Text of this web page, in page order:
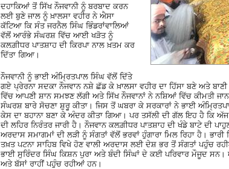
ਦਹਾਕਿਆਂ ਤੋਂ ਸਿੱਖ ਨੌਜਵਾਨੀ ਨੂੰ ਬਰਬਾਦ ਕਰਨ
ਲਈ ਬੁਣੇ ਜਾਲ ਨੂੰ ਖ਼ਾਲਸਾ ਵਹੀਰ ਨੇ ਐਸਾ
ਕੱਟਿਆ ਕਿ ਸੰਤ ਜਰਨੈਲ ਸਿੰਘ ਭਿੰਡਰਾਂਵਾਲਿਆਂ
ਵੱਲੋਂ ਆਰੰਭੇ ਸੰਘਰਸ਼ ਵਿੱਚ ਆਈ ਖੜੋਤ ਨੂੰ
ਕਲਗ਼ੀਧਰ ਪਾਤਸ਼ਾਹ ਦੀ ਕਿਰਪਾ ਨਾਲ ਖ਼ਤਮ ਕਰ
ਦਿੱਤਾ ਗਿਆ।
ਨੌਜਵਾਨੀ ਨੂੰ ਭਾਈ ਅੰਮ੍ਰਿਤਪਾਲ ਸਿੰਘ ਵੱਲੋਂ ਦਿੱਤੇ
ਗਏ ਪ੍ਰੇਰਨਾ ਸਦਕਾ ਨੌਜਵਾਨ ਨਸ਼ੇ ਛੱਡ ਕੇ ਖ਼ਾਲਸਾ ਵਹੀਰ ਦਾ ਹਿੱਸਾ ਬਣੇ ਅਤੇ
ਵਿੱਚ ਆਪਣੀ ਸ਼ਾਨ ਸਮਝਣ ਲੱਗੀ ਅਤੇ ਸਿੱਖ ਨੌਜਵਾਨਾਂ ਨੇ ਨਸ਼ਿਆਂ ਵਿੱਚ ਕੀਮਤੀ
ਸੰਘਰਸ਼ ਬਾਰੇ ਸੋਚਣਾ ਸ਼ੁਰੂ ਕੀਤਾ। ਜਿਸ ਤੋਂ ਘਬਰਾ ਕੇ ਸਰਕਾਰਾਂ ਨੇ ਭਾਈ
ਕੇਸ ਦਾ ਬਹਾਨਾ ਬਣਾ ਕੇ ਅੰਦਰ ਕੀਤਾ ਗਿਆ। ਪਰ ਤਸੱਲੀ ਦੀ ਗੱਲ ਇਹ ਹੈ ਕਿ
ਦੀ ਲਹਿਰ ਨਿਰੰਤਰ ਜਾਰੀ ਹੈ। ਨੌਜਵਾਨ ਕਲਗ਼ੀਧਰ ਪਾਤਸ਼ਾਹ ਦੀ ਖੰਡੇ ਬਾਟੇ ਦੀ
ਅਰਦਾਸ ਸਮਾਗਮਾਂ ਦੀ ਲੜੀ ਨੂੰ ਸੰਗਤਾਂ ਵੱਲੋਂ ਭਰਵਾਂ ਹੁੰਗਾਰਾ ਮਿਲ ਰਿਹਾ ਹੈ।
ਤਖ਼ਤ ਪਟਨਾ ਸਾਹਿਬ ਵਿਖੇ ਹੋਣ ਵਾਲੀ ਅਰਦਾਸ ਲਈ ਦੇਸ਼ ਭਰ ਤੋਂ ਸੰਗਤਾਂ ਪਹੁੰਚ
ਭਾਈ ਸੁਰਿੰਦਰ ਸਿੰਘ ਕਿਸ਼ਨ ਪੁਰਾ ਅਤੇ ਬੰਦੀ ਸਿੰਘਾਂ ਦੇ ਕਈ ਪਰਿਵਾਰ ਮੌਜੂਦ ਸਨ।
ਅਤੇ ਬੱਸਾਂ ਰਾਹੀਂ ਪਹੁੰਚ ਰਹੀਆਂ ਹਨ।